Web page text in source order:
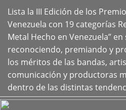
Lista la III Edición de los
Venezuela con 19 categorías
Metal Hecho en Venezuela”
reconociendo, premiando y
los méritos de las bandas,
comunicación y productoras
dentro de las distintas